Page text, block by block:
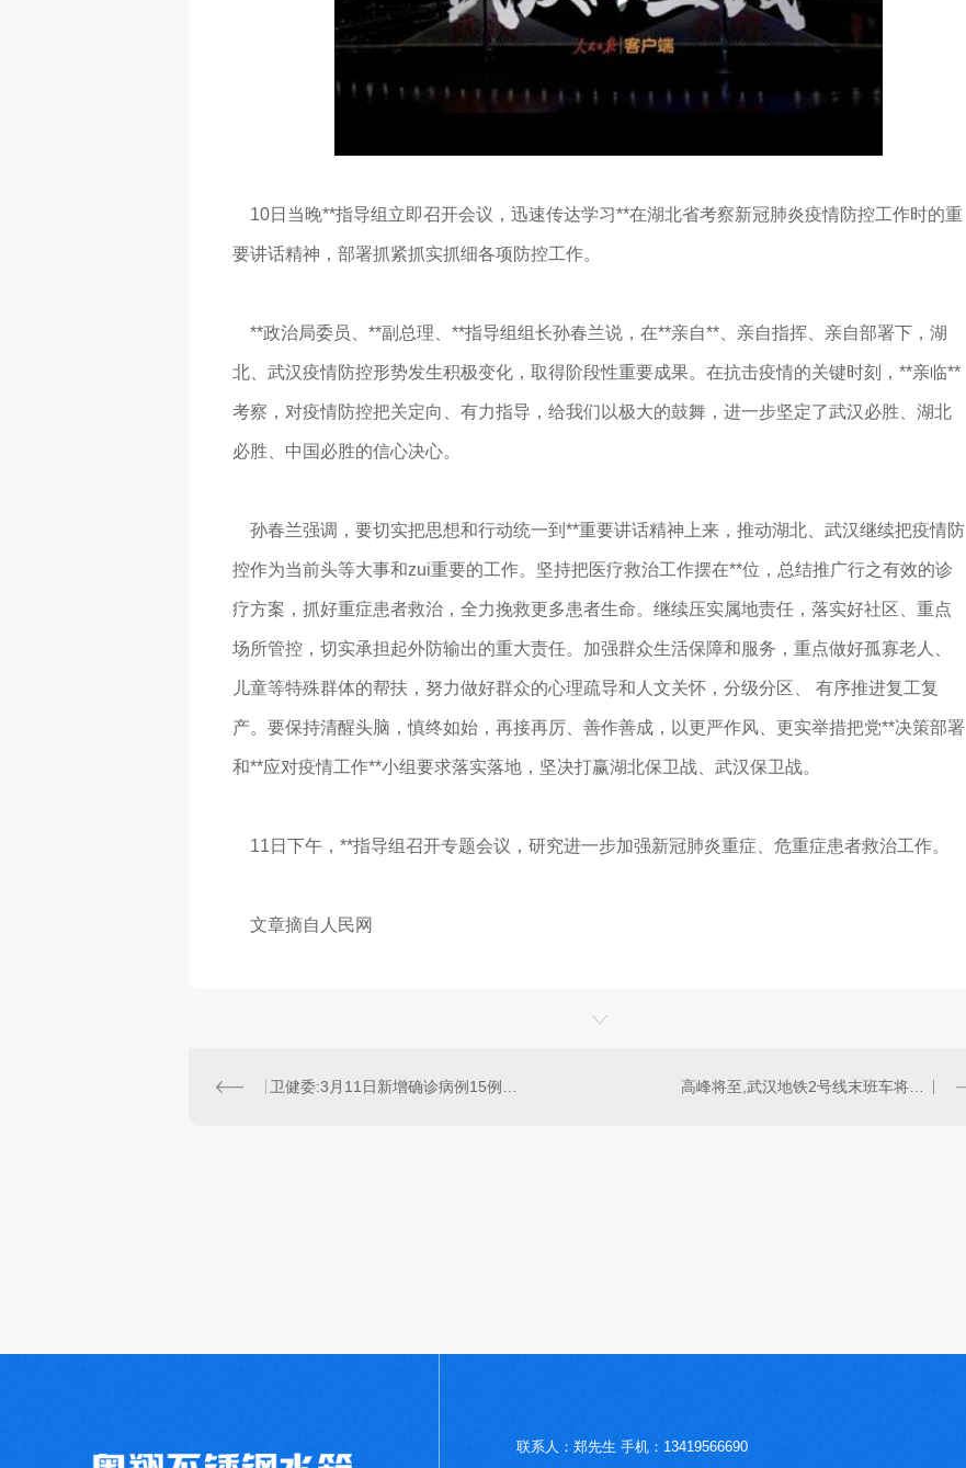
10日当晚**指导组立即召开会议，迅速传达学习**在湖北省考察新冠肺炎疫情防控工作时的重
要讲话精神，部署抓紧抓实抓细各项防控工作。
**政治局委员、**副总理、**指导组组长孙春兰说，在**亲自**、亲自指挥、亲自部署下，湖
北、武汉疫情防控形势发生积极变化，取得阶段性重要成果。在抗击疫情的关键时刻，**亲临**
考察，对疫情防控把关定向、有力指导，给我们以极大的鼓舞，进一步坚定了武汉必胜、湖北
必胜、中国必胜的信心决心。
孙春兰强调，要切实把思想和行动统一到**重要讲话精神上来，推动湖北、武汉继续把疫情防
控作为当前头等大事和zui重要的工作。坚持把医疗救治工作摆在**位，总结推广行之有效的诊
疗方案，抓好重症患者救治，全力挽救更多患者生命。继续压实属地责任，落实好社区、重点
场所管控，切实承担起外防输出的重大责任。加强群众生活保障和服务，重点做好孤寡老人、
儿童等特殊群体的帮扶，努力做好群众的心理疏导和人文关怀，分级分区、 有序推进复工复
产。要保持清醒头脑，慎终如始，再接再厉、善作善成，以更严作风、更实举措把党**决策部署
和**应对疫情工作**小组要求落实落地，坚决打赢湖北保卫战、武汉保卫战。
11日下午，**指导组召开专题会议，研究进一步加强新冠肺炎重症、危重症患者救治工作。
文章摘自人民网
卫健委:3月11日新增确诊病例15例 湖北新增降至个位数 高峰将至,武汉地铁2号线末班车将延迟10分钟
联系人：郑先生 手机：13419566690